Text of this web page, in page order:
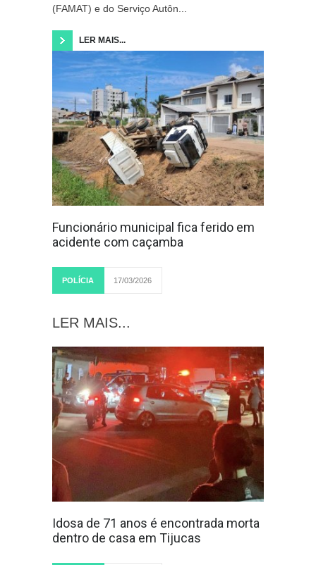
(FAMAT) e do Serviço Autôn...
LER MAIS...
Funcionário municipal fica ferido em
acidente com caçamba
POLÍCIA 17/03/2026
LER MAIS...
Idosa de 71 anos é encontrada morta
dentro de casa em Tijucas